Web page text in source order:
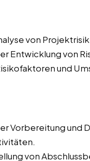
von
Entwicklung von
und
Vorbereitung und
von